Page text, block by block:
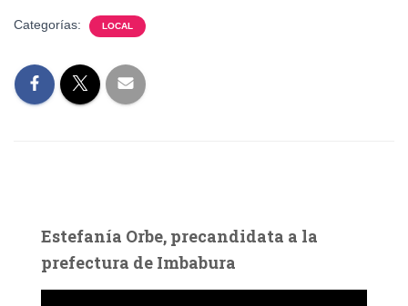
Categorías: LOCAL
Estefanía Orbe, precandidata a la
prefectura de Imbabura